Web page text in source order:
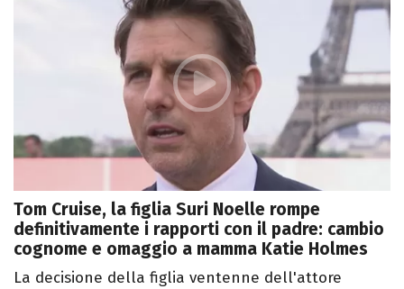
Tom Cruise, la figlia Suri Noelle rompe
definitivamente i rapporti con il padre: cambio
cognome e omaggio a mamma Katie Holmes
La decisione della figlia ventenne dell'attore